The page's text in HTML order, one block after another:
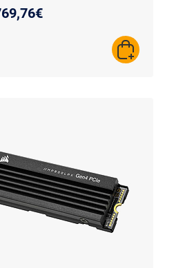
:
prix :
AJOUTER